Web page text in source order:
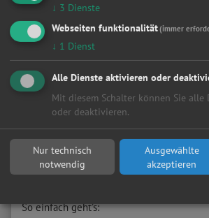
Wann solltest du Reifen
lassen?
Die Faustregel lautet: „O bis O“ – also von
unter 7 °C sollten Winterreifen montiert
auf Profiltiefe und Reifenzustand – und
Montage einen Reifencheck durchführen.
Jetzt Werkstatt für Reifenmontage
finden – unverbindlich vergleichen!
So einfach geht’s:
↓ 3 Dienste
Webseiten funktionalität(immer
↓ 1 Dienst
Alle Dienste aktivieren oder
Mit diesem Schalter können Sie alle
oder deaktivieren.
Nur technisch
notwendig
Ausgewählte
akzeptieren